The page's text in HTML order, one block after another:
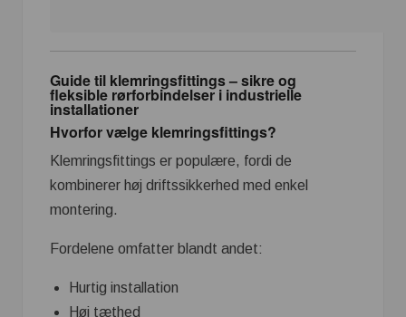
Guide til klemringsfittings – sikre og
fleksible rørforbindelser i industrielle
installationer
Hvorfor vælge klemringsfittings?
Klemringsfittings er populære, fordi de
kombinerer høj driftssikkerhed med enkel
montering.
Fordelene omfatter blandt andet:
Hurtig installation
Høj tæthed